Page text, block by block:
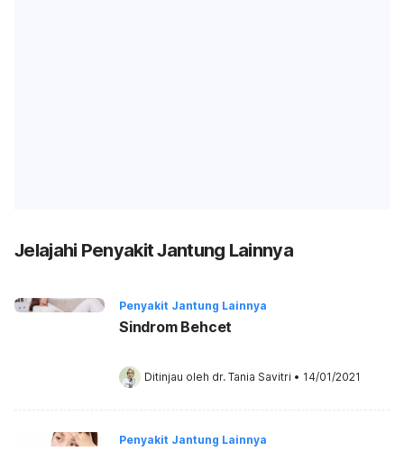
Jelajahi Penyakit Jantung Lainnya
Penyakit Jantung Lainnya
Sindrom Behcet
Ditinjau oleh dr. Tania Savitri • 14/01/2021
Penyakit Jantung Lainnya